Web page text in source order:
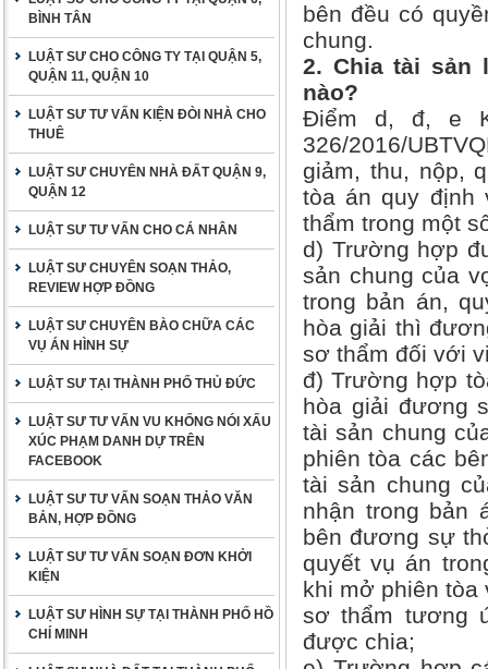
BÌNH TÂN
LUẬT SƯ CHO CÔNG TY TẠI QUẬN 5,
QUẬN 11, QUẬN 10
LUẬT SƯ TƯ VẤN KIỆN ĐÒI NHÀ CHO
THUÊ
LUẬT SƯ CHUYÊN NHÀ ĐẤT QUẬN 9,
QUẬN 12
LUẬT SƯ TƯ VẤN CHO CÁ NHÂN
LUẬT SƯ CHUYÊN SOẠN THẢO,
REVIEW HỢP ĐỒNG
LUẬT SƯ CHUYÊN BÀO CHỮA CÁC
VỤ ÁN HÌNH SỰ
LUẬT SƯ TẠI THÀNH PHỐ THỦ ĐỨC
LUẬT SƯ TƯ VẤN VU KHỐNG NÓI XẤU
XÚC PHẠM DANH DỰ TRÊN
FACEBOOK
LUẬT SƯ TƯ VẤN SOẠN THẢO VĂN
BẢN, HỢP ĐỒNG
LUẬT SƯ TƯ VẤN SOẠN ĐƠN KHỞI
KIỆN
LUẬT SƯ HÌNH SỰ TẠI THÀNH PHỐ HỒ
CHÍ MINH
bên đều có
chung.
2. Chia tài sản
nào?
Điểm d, đ, e
326/2016/
giảm, thu, nộp,
tòa án quy định
thẩm trong một
d) Trường hợp
sản chung của
trong bản án,
hòa giải thì
sơ thẩm đối với
đ) Trường hợp
hòa giải đương
tài sản chung
phiên tòa các
tài sản chung
nhận trong bản
bên đương sự
quyết vụ án
khi mở phiên tòa
sơ thẩm tương
được chia;